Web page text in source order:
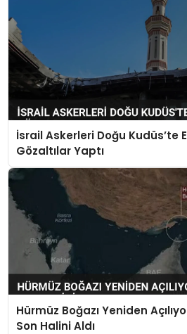
İsrail Askerleri Doğu Kudüs’te
Gözaltılar Yaptı
Hürmüz Boğazı Yeniden
Son Halini Aldı